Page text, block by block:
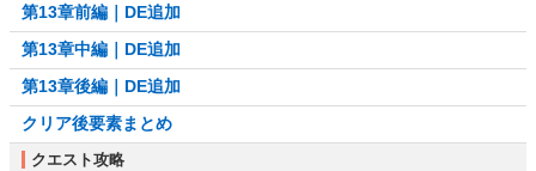
第13章前編｜DE追加
第13章中編｜DE追加
第13章後編｜DE追加
クリア後要素まとめ
クエスト攻略